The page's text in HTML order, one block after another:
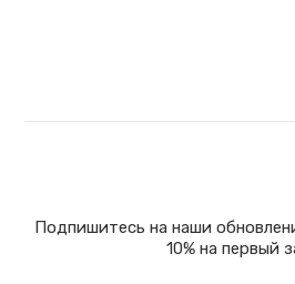
Подпишитесь на наши
10% на первый